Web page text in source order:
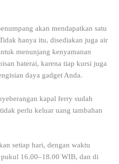
akan mendapatkan satu
hanya itu, disediakan juga air
menunjang kenyamanan
baterai, karena tiap kursi juga
daya gadget Anda.
kapal ferry sudah
perlu keluar uang tambahan
setiap hari, dengan waktu
16.00–18.00 WIB, dan di